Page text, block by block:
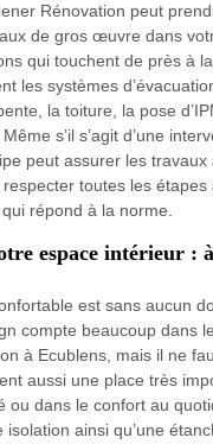
Rénovation peut
de gros œuvre dans
qui touchent de près à
les systèmes
la toiture, la pose
s’il s’agit d’une
peut assurer les travaux
toutes les étapes
répond à la norme.
espace intérieur :
est sans aucun
compte beaucoup dans
à Ecublens, mais il ne
aussi une place très
ou dans le confort au
ainsi qu’une